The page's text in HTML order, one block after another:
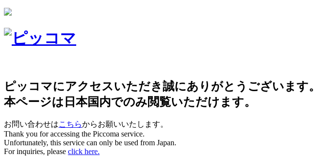
ピッコマにアクセスいただき誠にありがとうございます。
本ページは日本国内でのみ閲覧いただけます。
お問い合わせはこちらからお願いいたします。
Thank you for accessing the Piccoma service.
Unfortunately, this service can only be used from Japan.
For inquiries, please click here.